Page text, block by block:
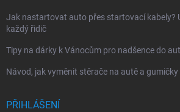
Jak nastartovat auto přes startovací kabely?
každý řidič
Tipy na dárky k Vánocům pro nadšence do aut
Návod, jak vyměnit stěrače na autě a
PŘIHLÁŠENÍ